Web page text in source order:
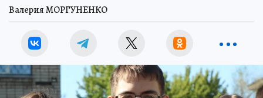
Валерия МОРГУНЕНКО